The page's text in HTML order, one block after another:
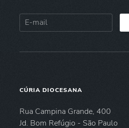
CÚRIA DIOCESANA
Rua Campina Grande, 400
Jd. Bom Refúgio - São Paulo